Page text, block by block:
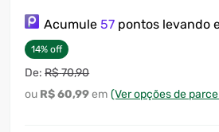
Acumule 57 pontos levando
14% off
R$70,90
R$60,99 (Ver opções de
7 º
ventilador
8º
motosserra
9 º
lavadora
climatizador